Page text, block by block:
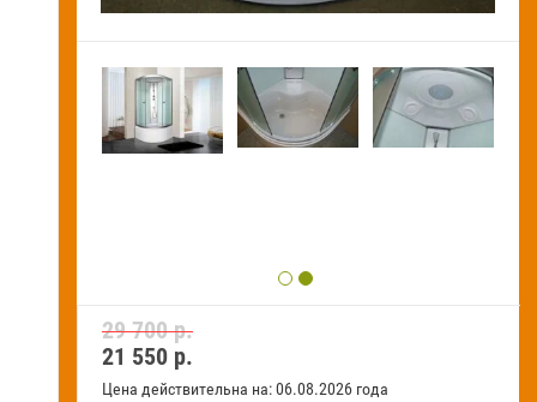
Контакты
Карта
Отзывы
29 700 р.
21 550 р.
Цена действительна на: 06.08.2026 года